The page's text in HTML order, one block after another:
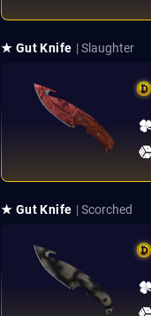
★ Gut Knife | Slaughter
★ Gut Knife | Scorched